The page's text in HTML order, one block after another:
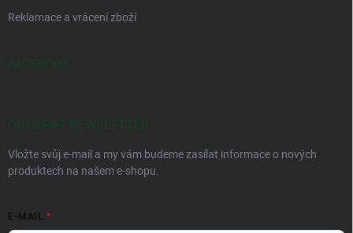
Reklamace a vrácení zboží
FACEBOOK
ODEBÍRAT NEWSLETTER
Vložte svůj e-mail a my vám budeme zasílat informace o nových
produktech na našem e-shopu.
E-MAIL